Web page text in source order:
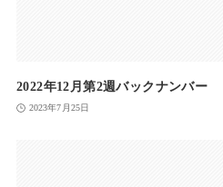
2022年12月第2週バックナンバー
2023年7月25日